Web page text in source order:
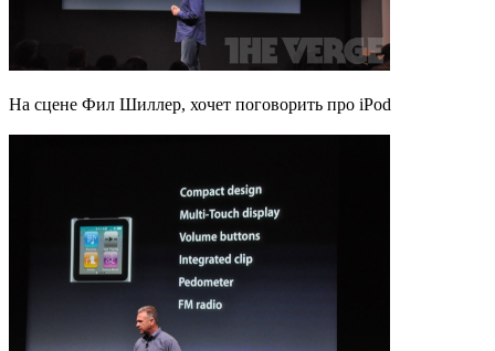
На сцене Фил Шиллер, хочет поговорить про iPod